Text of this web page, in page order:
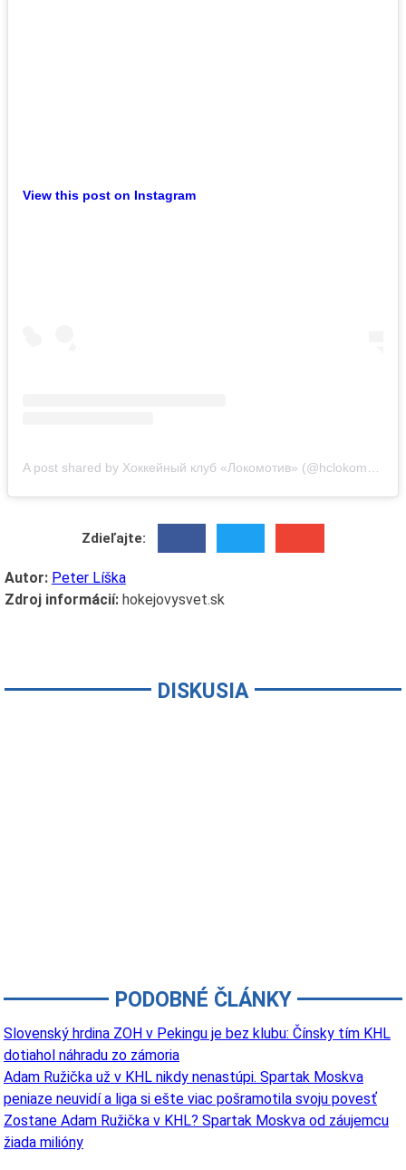
View this post on Instagram
A post shared by Хоккейный клуб «Локомотив» (@hclokomotiv)
Zdieľajte:
Autor: Peter Líška
Zdroj informácií:hokejovysvet.sk
DISKUSIA
PODOBNÉ ČLÁNKY
Slovenský hrdina ZOH v Pekingu je bez klubu: Čínsky tím KHL
dotiahol náhradu zo zámoria
Adam Ružička už v KHL nikdy nenastúpi. Spartak Moskva
peniaze neuvidí a liga si ešte viac pošramotila svoju povesť
Zostane Adam Ružička v KHL? Spartak Moskva od záujemcu
žiada milióny